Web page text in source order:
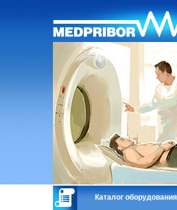
Каталог оборудования